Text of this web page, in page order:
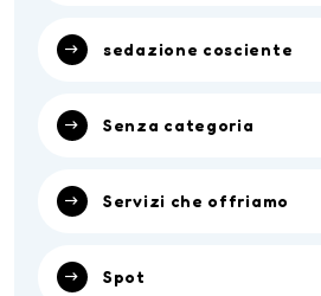
sedazione cosciente
Senza categoria
Servizi che offriamo
Spot